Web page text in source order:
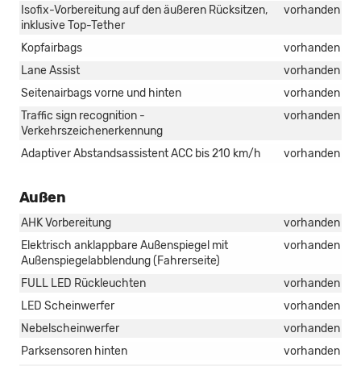
Isofix-Vorbereitung auf den äußeren Rücksitzen,
inklusive Top-Tether
vorhanden
Kopfairbags
vorhanden
Lane Assist
vorhanden
Seitenairbags vorne und hinten
vorhanden
Traffic sign recognition -
Verkehrszeichenerkennung
vorhanden
Adaptiver Abstandsassistent ACC bis 210 km/h vorhanden
Außen
AHK Vorbereitung
vorhanden
Elektrisch anklappbare Außenspiegel mit
Außenspiegelabblendung (Fahrerseite)
vorhanden
FULL LED Rückleuchten
vorhanden
LED Scheinwerfer
vorhanden
Nebelscheinwerfer
vorhanden
Parksensoren hinten
vorhanden